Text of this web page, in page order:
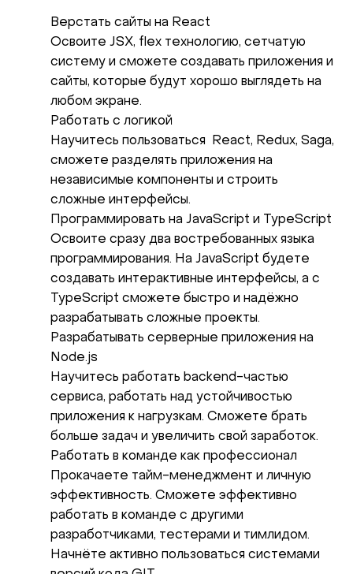
Верстать сайты на React
Освоите JSX, flex технологию, сетчатую
систему и сможете создавать приложения и
сайты, которые будут хорошо выглядеть на
любом экране.
Работать с логикой
Научитесь пользоваться React, Redux, Saga,
сможете разделять приложения на
независимые компоненты и строить
сложные интерфейсы.
Программировать на JavaScript и TypeScript
Освоите сразу два востребованных языка
программирования. На JavaScript будете
создавать интерактивные интерфейсы, а с
TypeScript сможете быстро и надёжно
разрабатывать сложные проекты.
Разрабатывать серверные приложения на
Node.js
Научитесь работать backend-частью
сервиса, работать над устойчивостью
приложения к нагрузкам. Сможете брать
больше задач и увеличить свой заработок.
Работать в команде как профессионал
Прокачаете тайм-менеджмент и личную
эффективность. Сможете эффективно
работать в команде с другими
разработчиками, тестерами и тимлидом.
Начнёте активно пользоваться системами